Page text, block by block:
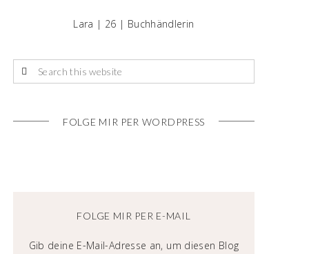
Lara | 26 | Buchhändlerin
FOLGE MIR PER WORDPRESS
FOLGE MIR PER E-MAIL
Gib deine E-Mail-Adresse an, um diesen Blog